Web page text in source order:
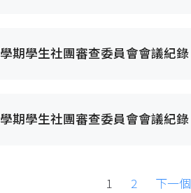
期學生社團審查委員會會議紀錄
期學生社團審查委員會會議紀錄
1 2 下一個